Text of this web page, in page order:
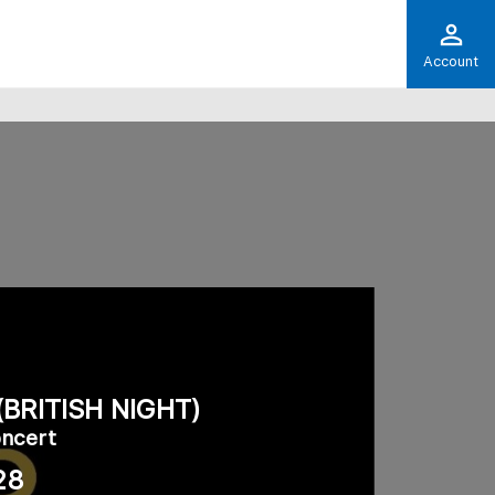
Account
NIGHT)